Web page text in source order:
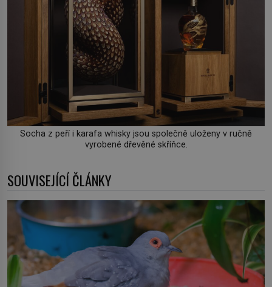
Socha z peří i karafa whisky jsou společně uloženy v ručně
vyrobené dřevěné skříňce.
SOUVISEJÍCÍ ČLÁNKY